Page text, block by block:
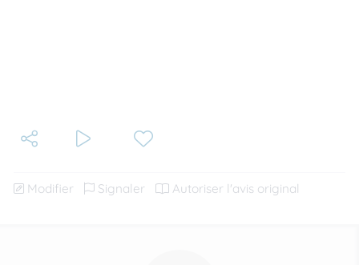
Modifier Signaler Autoriser l'avis original